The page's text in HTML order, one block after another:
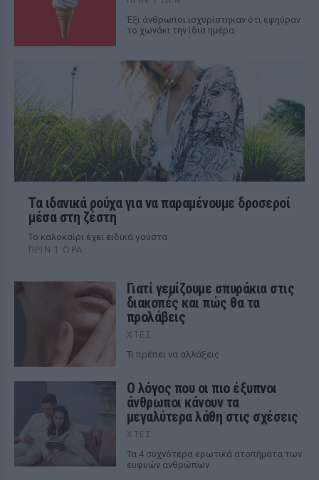
Έξι άνθρωποι ισχυρίστηκαν ότι εφηύραν
το χωνάκι την ίδια ημέρα
Τα ιδανικά ρούχα για να παραμένουμε δροσεροί
μέσα στη ζέστη
To καλοκαίρι έχει ειδικά γούστα
ΠΡΙΝ 1 ΏΡΑ
Γιατί γεμίζουμε σπυράκια στις
διακοπές και πώς θα τα
προλάβεις
ΧΤΕΣ
Τι πρέπει να αλλάξεις
Ο λόγος που οι πιο έξυπνοι
άνθρωποι κάνουν τα
μεγαλύτερα λάθη στις σχέσεις
ΧΤΕΣ
Τα 4 συχνότερα ερωτικά ατοπήματα των
ευφυών ανθρώπων